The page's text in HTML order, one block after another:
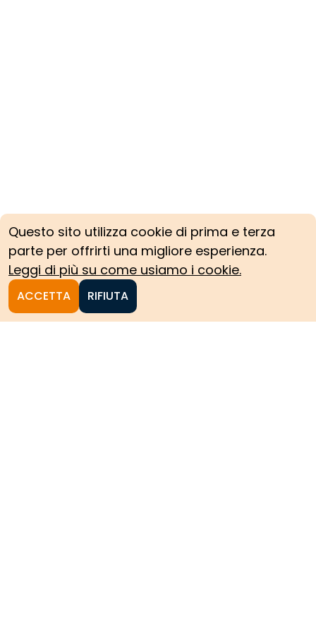
Questo sito utilizza cookie di prima e terza
parte per offrirti una migliore esperienza.
Leggi di più su come usiamo i cookie.
ACCETTA RIFIUTA